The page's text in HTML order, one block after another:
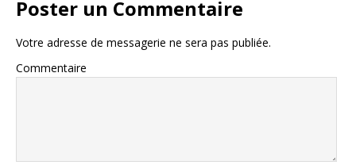
Poster un Commentaire
Votre adresse de messagerie ne sera pas publiée.
Commentaire